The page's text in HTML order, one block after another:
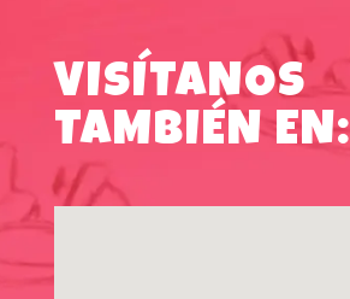
VISÍTANOS
TAMBIÉN EN: